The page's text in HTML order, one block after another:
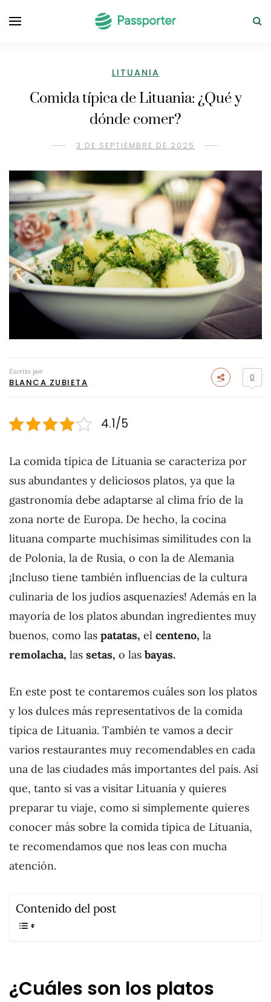
LITUANIA
Comida típica de Lituania: ¿Qué y
dónde comer?
3 DE SEPTIEMBRE DE 2025
Escrito por
BLANCA ZUBIETA 0
4.1/5
La comida típica de Lituania se caracteriza por
sus abundantes y deliciosos platos, ya que la
gastronomía debe adaptarse al clima frío de la
zona norte de Europa. De hecho, la cocina
lituana comparte muchísimas similitudes con la
de Polonia, la de Rusia, o con la de Alemania
¡Incluso tiene también influencias de la cultura
culinaria de los judíos asquenazíes! Además en la
mayoría de los platos abundan ingredientes muy
buenos, como las patatas, el centeno, la
remolacha, las setas, o las bayas.
En este post te contaremos cuáles son los platos
y los dulces más representativos de la comida
típica de Lituania. También te vamos a decir
varios restaurantes muy recomendables en cada
una de las ciudades más importantes del país. Así
que, tanto si vas a visitar Lituania y quieres
preparar tu viaje, como si simplemente quieres
conocer más sobre la comida típica de Lituania,
te recomendamos que nos leas con mucha
atención.
Contenido del post
¿Cuáles son los platos